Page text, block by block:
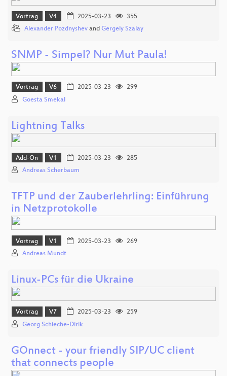
Vortrag V4 2025-03-23
355
Alexander Pozdnyshev and Gergely Szalay
SNMP - Simpel? Nur Mut Paula!
Vortrag V6 2025-03-23
299
Goesta Smekal
Lightning Talks
Add-On V1 2025-03-23
285
Andreas Scherbaum
TFTP und der Zauberlehrling: Einführung
in Netzprotokolle
Vortrag V1 2025-03-23
269
Andreas Mundt
Linux-PCs für die Ukraine
Vortrag V7 2025-03-23
259
Georg Schieche-Dirik
GOnnect - your friendly SIP/UC client
that connects people